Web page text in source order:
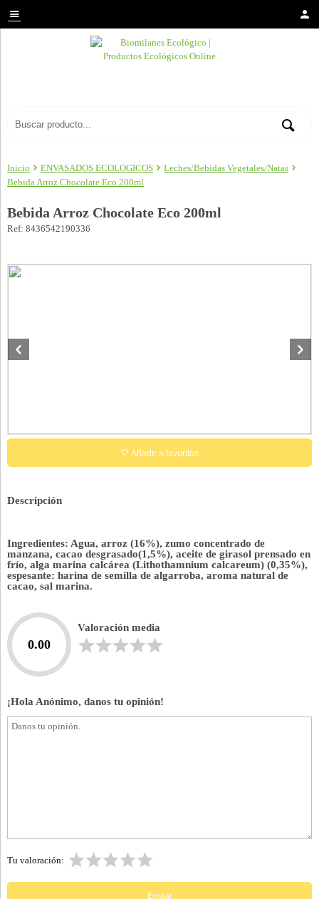
Inicio ENVASADOS ECOLOGICOS
Leches/Bebidas Vegetales/Natas
Bebida Arroz Chocolate Eco 200ml
Bebida Arroz Chocolate Eco 200ml
Ref: 8436542190336
Añadir a favoritos
Descripción
Ingredientes: Agua, arroz (16%), zumo concentrado de
manzana, cacao desgrasado(1,5%), aceite de girasol prensado en
frío, alga marina calcárea (Lithothamnium calcareum) (0,35%),
espesante: harina de semilla de algarroba, aroma natural de
cacao, sal marina.
0.00
Valoración media
¡Hola Anónimo, danos tu opinión!
Tu valoración: